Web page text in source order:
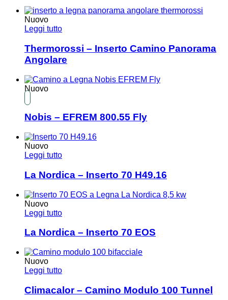
Nuovo
Leggi tutto
Thermorossi – Inserto Camino Panorama
Angolare
Nuovo
Nobis – EFREM 800.55 Fly
Nuovo
Leggi tutto
La Nordica – Inserto 70 H49.16
Nuovo
Leggi tutto
La Nordica – Inserto 70 EOS
Nuovo
Leggi tutto
Climacalor – Camino Modulo 100 Tunnel